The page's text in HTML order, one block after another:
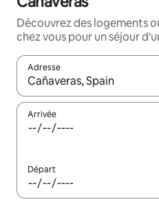
Découvrez des logements
chez vous pour un séjour
Adresse
Lorsque les résultats
Arrivée
Départ